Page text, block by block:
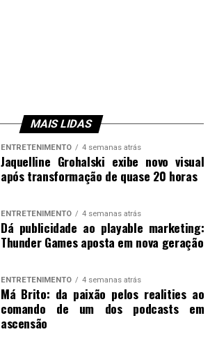
MAIS LIDAS
ENTRETENIMENTO 4 semanas atrás
Jaquelline Grohalski exibe novo visual
após transformação de quase 20 horas
ENTRETENIMENTO 4 semanas atrás
Dá publicidade ao playable marketing:
Thunder Games aposta em nova geração
ENTRETENIMENTO 4 semanas atrás
Má Brito: da paixão pelos realities ao
comando de um dos podcasts em
ascensão